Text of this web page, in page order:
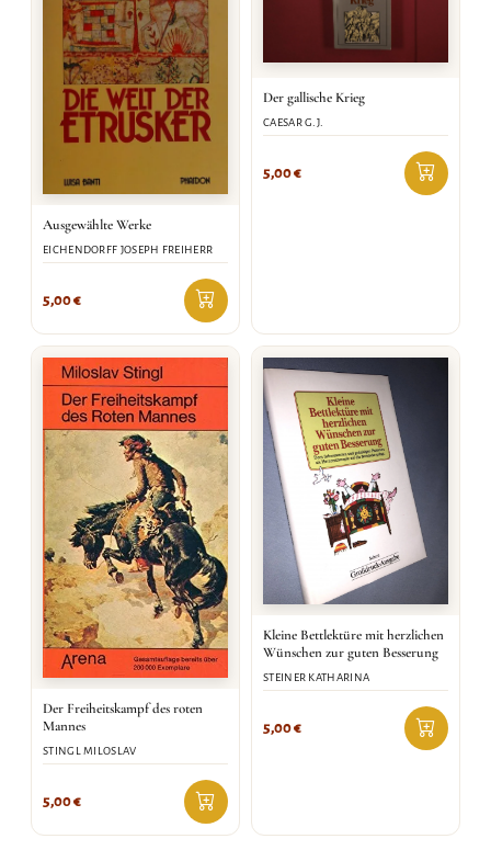
Ausgewählte Werke
EICHENDORFF JOSEPH FREIHERR
5,00€
Der gallische Krieg
CAESAR G.J.
5,00€
Der Freiheitskampf des roten
Mannes
STINGL MILOSLAV
5,00€
Kleine Bettlektüre mit herzlichen
Wünschen zur guten Besserung
STEINER KATHARINA
5,00€